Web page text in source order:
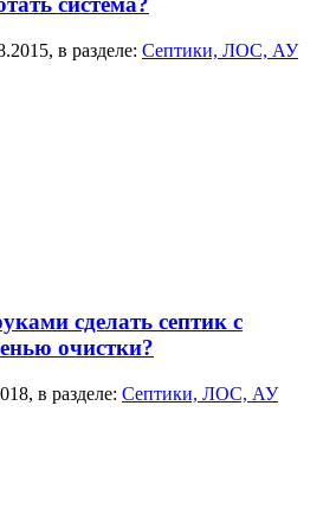
, в разделе: Септики, ЛОС, АУ
сделать септик с
очистки?
, в разделе: Септики, ЛОС, АУ